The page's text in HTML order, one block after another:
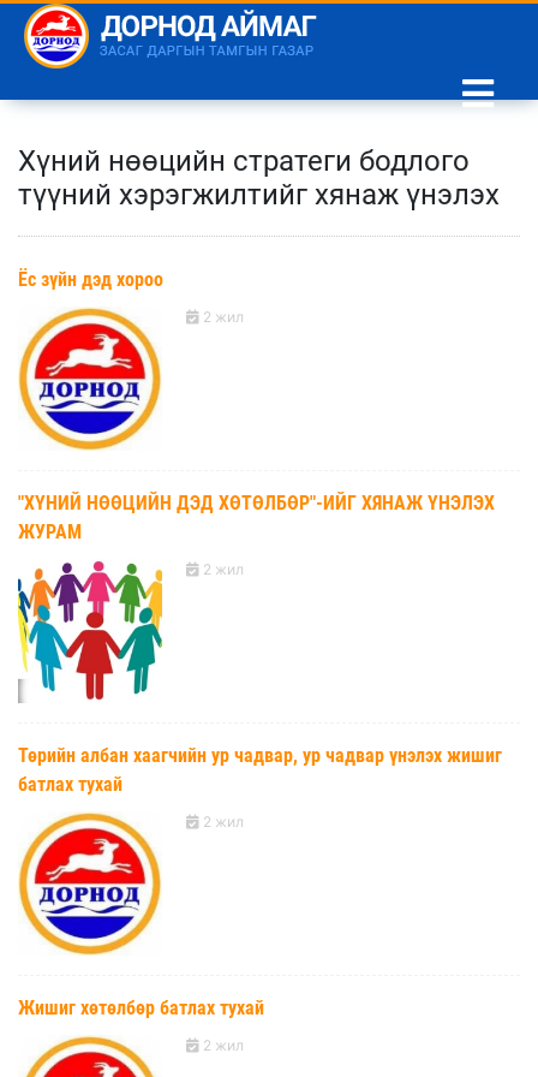
Хүний нөөцийн стратеги бодлого
түүний хэрэгжилтийг хянаж үнэлэх
Ёс зүйн дэд хороо
2 жил
"ХҮНИЙ НӨӨЦИЙН ДЭД ХӨТӨЛБӨР"-ИЙГ ХЯНАЖ ҮНЭЛЭХ
ЖУРАМ
2 жил
Төрийн албан хаагчийн ур чадвар, ур чадвар үнэлэх жишиг
батлах тухай
2 жил
Жишиг хөтөлбөр батлах тухай
2 жил